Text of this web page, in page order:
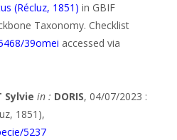
(Récluz, 1851) in GBIF
Taxonomy. Checklist
39omei accessed via
Sylvie in : DORIS, 04/07/2023 :
1851),
5237